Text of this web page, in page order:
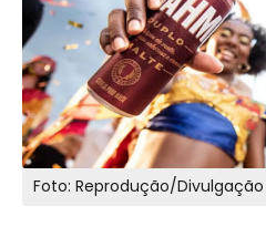
Foto: Reprodução/Divulgação